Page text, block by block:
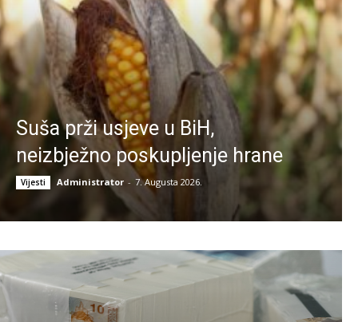
Suša prži usjeve u BiH,
neizbježno poskupljenje hrane
Vijesti Administrator - 7. Augusta 2026.